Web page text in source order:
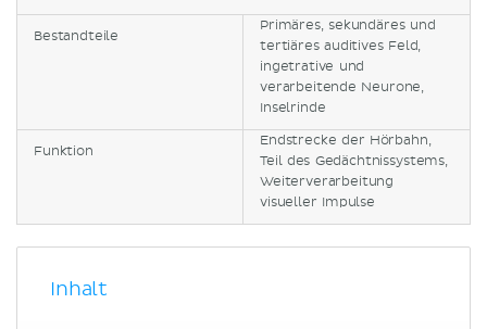
Bestandteile
Primäres, sekundäres und
tertiäres auditives Feld,
ingetrative und
verarbeitende Neurone,
Inselrinde
Funktion
Endstrecke der Hörbahn,
Teil des Gedächtnissystems,
Weiterverarbeitung
visueller Impulse
Inhalt